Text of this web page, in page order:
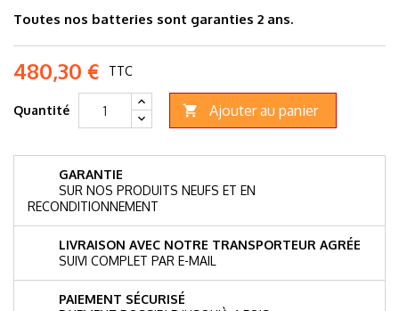
Toutes nos batteries sont garanties 2 ans.
480,30 € TTC
Quantité  Ajouter au panier
GARANTIE
SUR NOS PRODUITS NEUFS ET EN
RECONDITIONNEMENT
LIVRAISON AVEC NOTRE TRANSPORTEUR AGRÉE
SUIVI COMPLET PAR E-MAIL
PAIEMENT SÉCURISÉ